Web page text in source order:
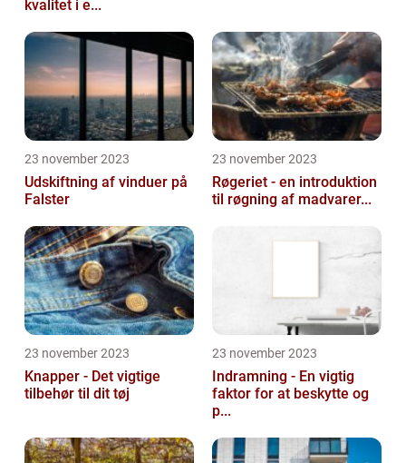
kvalitet i e...
23 november 2023
Udskiftning af vinduer på
Falster
23 november 2023
Røgeriet - en introduktion
til røgning af madvarer...
23 november 2023
Knapper - Det vigtige
tilbehør til dit tøj
23 november 2023
Indramning - En vigtig
faktor for at beskytte og
p...